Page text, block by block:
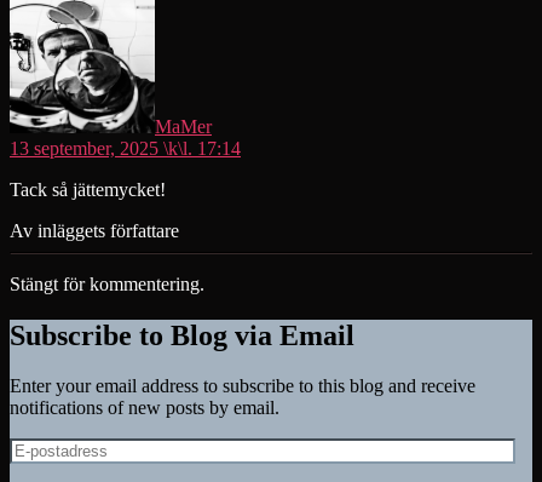
MaMer
13 september, 2025 \k\l. 17:14
Tack så jättemycket!
Av inläggets författare
Stängt för kommentering.
Subscribe to Blog via Email
Enter your email address to subscribe to this blog and receive
notifications of new posts by email.
E-
postadress